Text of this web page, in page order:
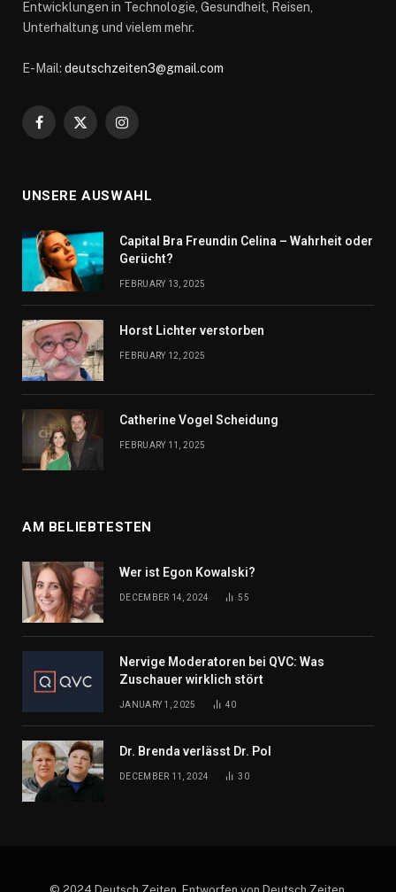
Entwicklungen in Technologie, Gesundheit, Reisen,
Unterhaltung und vielem mehr.
E-Mail: deutschzeiten3@gmail.com
Facebook
X
Instagram
UNSERE AUSWAHL
Capital Bra Freundin Celina – Wahrheit oder
Gerücht?
FEBRUARY 13, 2025
Horst Lichter verstorben
FEBRUARY 12, 2025
Catherine Vogel Scheidung
FEBRUARY 11, 2025
AM BELIEBTESTEN
Wer ist Egon Kowalski?
DECEMBER 14, 2024 55
Nervige Moderatoren bei QVC: Was
Zuschauer wirklich stört
JANUARY 1, 2025 40
Dr. Brenda verlässt Dr. Pol
DECEMBER 11, 2024 30